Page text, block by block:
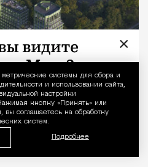
Уведомление
системы для сбора и
и использовании сайта,
настройки
кнопку «Принять» или
вы соглашаетесь на обработку
систем.
Подробнее
×